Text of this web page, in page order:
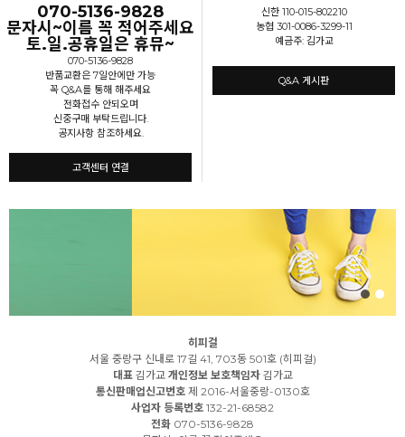
070-5136-9828
문자시~이름 꼭 적어주세요
토.일.공휴일은 휴뮤~
070-5136-9828
반품교환은 7일안에만 가능
꼭 Q&A를 통해 해주세요
전화접수 안되오며
신중구매 부탁드립니다.
공지사항 참조하세요.
고객센터 연결
신한 110-015-802210
농협 301-0086-3299-11
예금주: 김가교
Q&A 게시판
히피걸
서울 중랑구 신내로 17길 41, 703동 501호 (히피걸)
대표김가교 개인정보 보호책임자김가교
통신판매업신고번호제 2016-서울중랑-0130호
사업자 등록번호 132-21-68582
전화 070-5136-9828